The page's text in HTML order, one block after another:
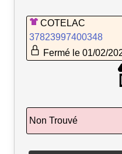
COTELAC
37823997400348
Fermé le 01/02/
Non Trouvé